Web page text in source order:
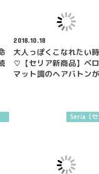
2018.10.18
大人っぽくこなれたい
♡【セリア新商品】ベ
マット調のヘアバトン
Seria（セ